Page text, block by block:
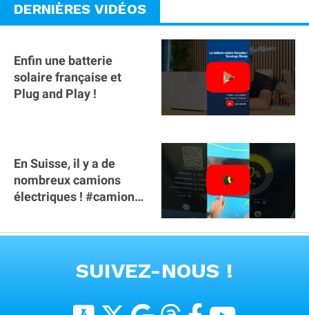
DERNIÈRES VIDÉOS
Enfin une batterie
solaire française et
Plug and Play !
En Suisse, il y a de
nombreux camions
électriques ! #camion
#voitureelectrique
SUIVEZ-NOUS !